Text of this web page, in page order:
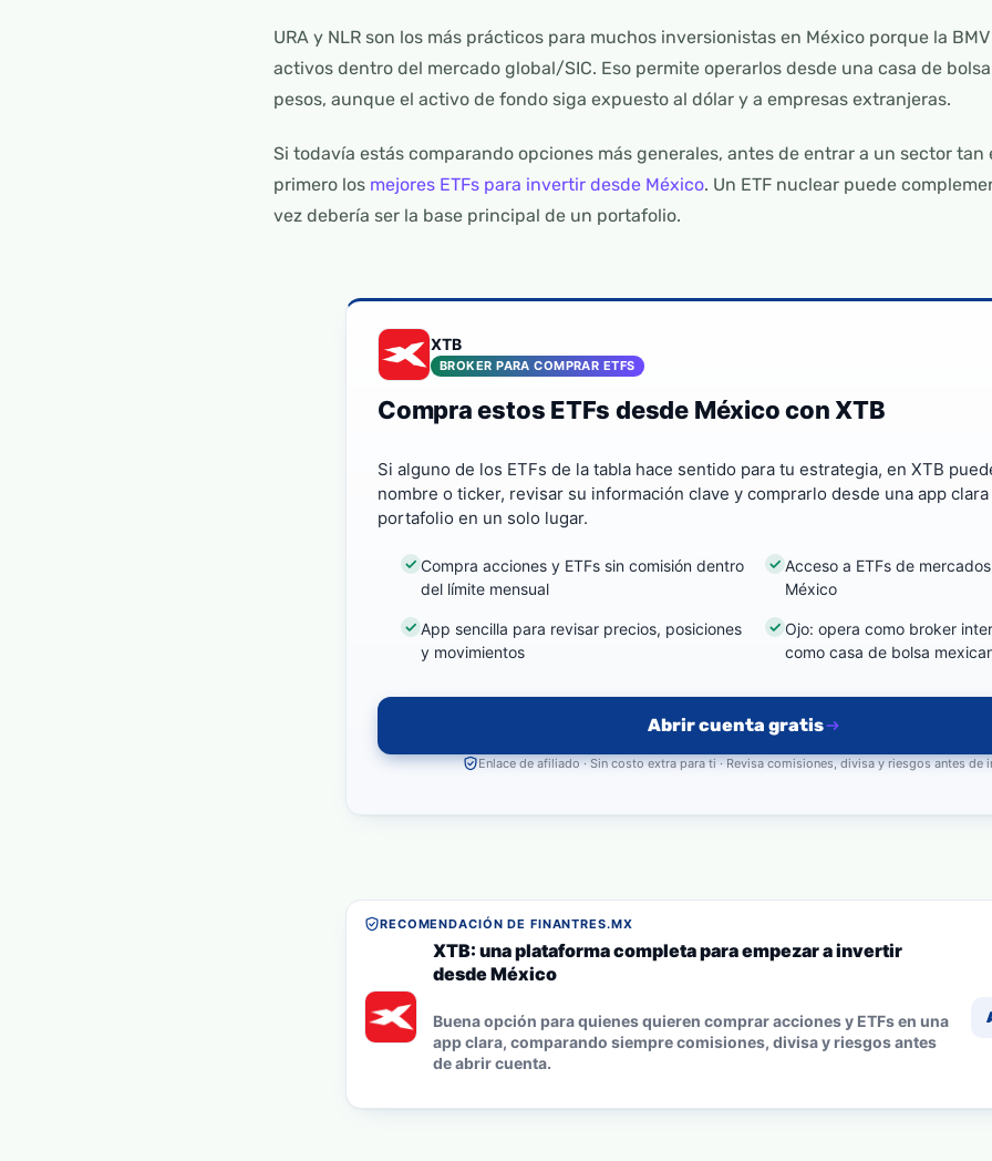
URA y NLR son los más prácticos para muchos inversionistas en México porque la
activos dentro del mercado global/SIC. Eso permite operarlos desde una casa de
pesos, aunque el activo de fondo siga expuesto al dólar y a empresas extranjeras.
Si todavía estás comparando opciones más generales, antes de entrar a un sector
primero los mejores ETFs para invertir desde México. Un ETF nuclear puede
vez debería ser la base principal de un portafolio.
XTB
BROKER PARA COMPRAR ETFS
Compra estos ETFs desde México con XTB
Si alguno de los ETFs de la tabla hace sentido para tu estrategia, en XTB
nombre o ticker, revisar su información clave y comprarlo desde una app
portafolio en un solo lugar.
Compra acciones y ETFs sin comisión dentro
del límite mensual
Acceso a ETFs de
México
App sencilla para revisar precios, posiciones
y movimientos
Ojo: opera como broker
como casa de bolsa
Abrir cuenta gratis
Enlace de afiliado · Sin costo extra para ti · Revisa comisiones, divisa y riesgos antes de
RECOMENDACIÓN DE FINANTRES.MX
XTB: una plataforma completa para empezar a invertir
desde México
Buena opción para quienes quieren comprar acciones y ETFs en una
app clara, comparando siempre comisiones, divisa y riesgos antes
de abrir cuenta.